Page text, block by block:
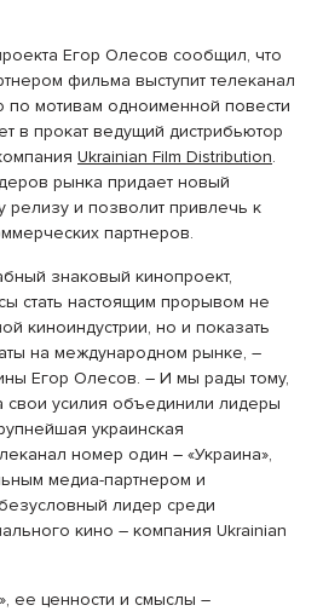
Егор Олесов сообщил, что
фильма выступит телеканал
по мотивам одноименной повести
в прокат ведущий дистрибьютор
Ukrainian Film Distribution.
рынка придает новый
релизу и позволит привлечь к
партнеров.
знаковый кинопроект,
стать настоящим прорывом не
киноиндустрии, но и показать
на международном рынке, –
Егор Олесов. – И мы рады тому,
свои усилия объединили лидеры
украинская
номер один – «Украина»,
медиа-партнером и
лидер среди
кино – компания Ukrainian
ее ценности и смыслы –